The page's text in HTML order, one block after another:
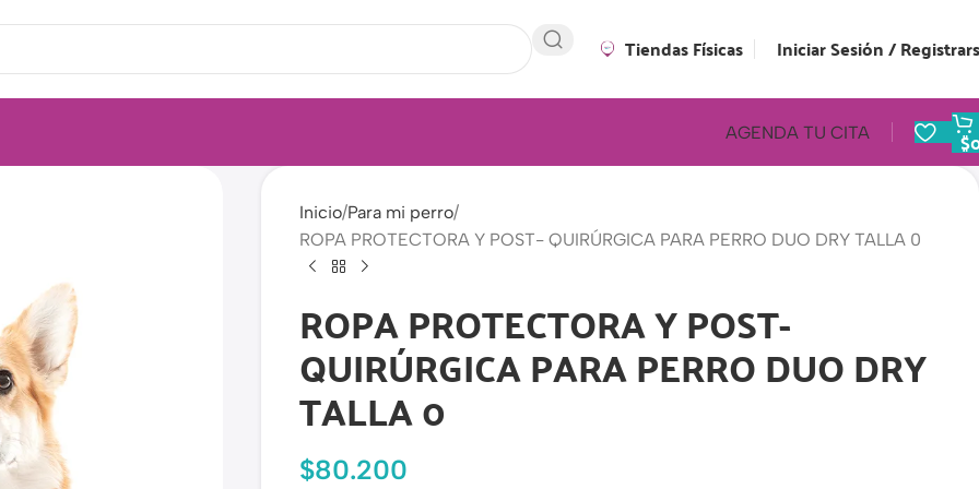
Tiendas Físicas Iniciar Sesión /
AGENDA TU CITA $
Inicio Para mi perro
ROPA PROTECTORA Y POST- QUIRÚRGICA PARA PERRO DUO DRY TALLA 0
ROPA PROTECTORA Y POST-
QUIRÚRGICA PARA PERRO DUO DRY
TALLA 0
$80.200